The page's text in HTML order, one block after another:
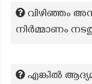
വിഴിഞ്ഞം
നിർമ്മാണം
എങ്കിൽ